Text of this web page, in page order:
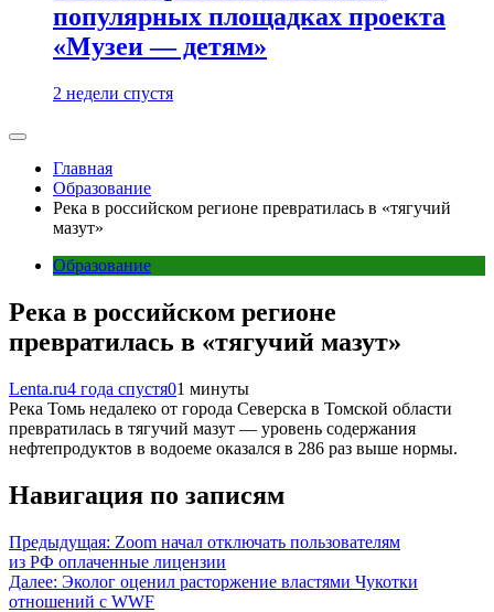
популярных площадках проекта
«Музеи — детям»
2 недели спустя
Главная
Образование
Река в российском регионе превратилась в «тягучий
мазут»
Образование
Река в российском регионе
превратилась в «тягучий мазут»
Lenta.ru4 года спустя01 минуты
Река Томь недалеко от города Северска в Томской области
превратилась в тягучий мазут — уровень содержания
нефтепродуктов в водоеме оказался в 286 раз выше нормы.
Навигация по записям
Предыдущая: Zoom начал отключать пользователям
из РФ оплаченные лицензии
Далее: Эколог оценил расторжение властями Чукотки
отношений с WWF